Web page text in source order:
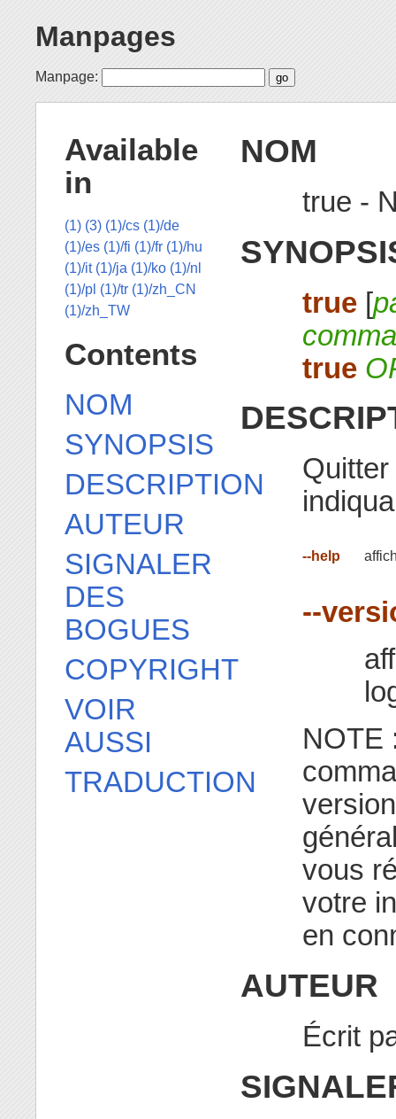
Manpages
Manpage:
NOM
true -
true[
true
--help
--
NOTE
vous
votre
en
AUTEUR
Écrit
Available
in
(1) (3) (1)/cs (1)/de
(1)/es (1)/fi (1)/fr (1)/hu
(1)/it (1)/ja (1)/ko (1)/nl
(1)/pl (1)/tr (1)/zh_CN
(1)/zh_TW
Contents
NOM
SYNOPSIS
DESCRIPTION
AUTEUR
SIGNALER
DES
BOGUES
COPYRIGHT
VOIR
AUSSI
TRADUCTION